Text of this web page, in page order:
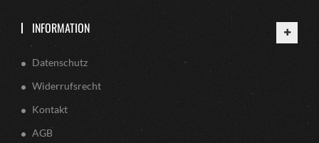
INFORMATION
Datenschutz
Widerrufsrecht
Kontakt
AGB